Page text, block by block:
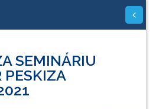
SEMINÁRIU
PESKIZA